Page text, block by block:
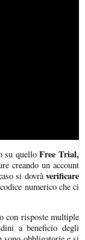
su quelloFree Trial,
creando un account
si dovràverificare
numerico che ci
con risposte multiple
a beneficio degli